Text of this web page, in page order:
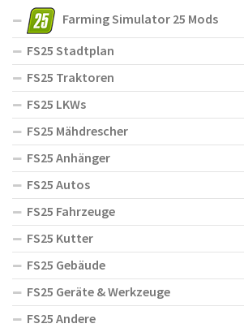
Farming Simulator 25 Mods
FS25 Stadtplan
FS25 Traktoren
FS25 LKWs
FS25 Mähdrescher
FS25 Anhänger
FS25 Autos
FS25 Fahrzeuge
FS25 Kutter
FS25 Gebäude
FS25 Geräte & Werkzeuge
FS25 Andere